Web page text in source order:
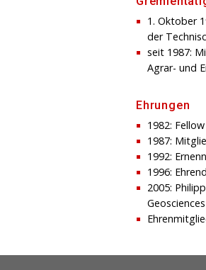
1. Oktober
der
seit 1987:
Agrar- und
Ehrungen
1982:
1987:
1992:
1996:
2005: